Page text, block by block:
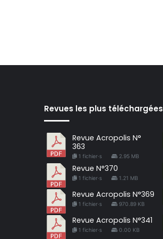
Revues les plus téléchargées
Revue Acropolis N°
363
1 fichier·s 2.95 MB
Revue N°370
1 fichier·s 1.21 MB
Revue Acropolis N°369
1 fichier·s 970.89 KB
Revue Acropolis N°341
1 fichier·s 0.00 KB